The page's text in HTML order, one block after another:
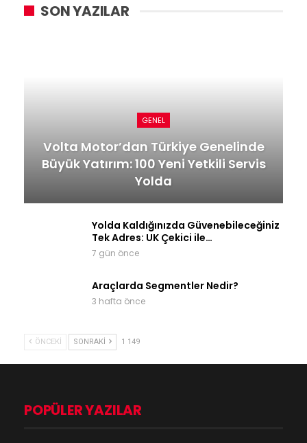
SON YAZILAR
GENEL
Volta Motor’dan Türkiye Genelinde
Büyük Yatırım: 100 Yeni Yetkili Servis
Yolda
Yolda Kaldığınızda Güvenebileceğiniz
Tek Adres: UK Çekici ile…
7 gün önce
Araçlarda Segmentler Nedir?
3 hafta önce
ÖNCEKI SONRAKI 1 149
POPÜLER YAZILAR